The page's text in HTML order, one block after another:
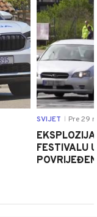
SVIJET Pre 29
FESTIVALU